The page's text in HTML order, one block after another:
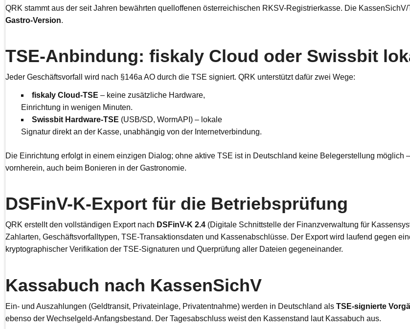
QRK stammt aus der seit Jahren bewährten quelloffenen österreichischen RKSV-Registrierkasse. Die
Gastro-Version.
TSE-Anbindung: fiskaly Cloud oder Swissbit
Jeder Geschäftsvorfall wird nach §146a AO durch die TSE signiert. QRK unterstützt dafür zwei Wege:
fiskaly Cloud-TSE – keine zusätzliche Hardware,
Einrichtung in wenigen Minuten.
Swissbit Hardware-TSE (USB/SD, WormAPI) – lokale
Signatur direkt an der Kasse, unabhängig von der Internetverbindung.
Die Einrichtung erfolgt in einem einzigen Dialog; ohne aktive TSE ist in Deutschland keine Belegerstellung möglich
vornherein, auch beim Bonieren in der Gastronomie.
DSFinV-K-Export für die Betriebsprüfung
QRK erstellt den vollständigen Export nach DSFinV-K 2.4 (Digitale Schnittstelle der Finanzverwaltung für
Zahlarten, Geschäftsvorfalltypen, TSE-Transaktionsdaten und Kassenabschlüsse. Der Export wird laufend gegen
kryptographischer Verifikation der TSE-Signaturen und Querprüfung aller Dateien gegeneinander.
Kassabuch nach KassenSichV
Ein- und Auszahlungen (Geldtransit, Privateinlage, Privatentnahme) werden in Deutschland als TSE-signierte
ebenso der Wechselgeld-Anfangsbestand. Der Tagesabschluss weist den Kassenstand laut Kassabuch aus.